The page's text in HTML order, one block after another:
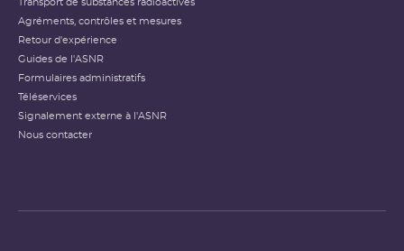
Transport de substances radioactives
Agréments, contrôles et mesures
Retour d'expérience
Guides de l'ASNR
Formulaires administratifs
Téléservices
Signalement externe à l'ASNR
Nous contacter